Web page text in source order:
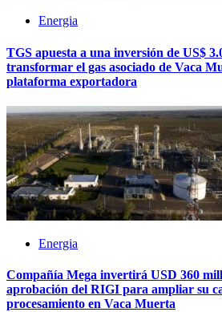
Energia
TGS apuesta a una inversión de US$
transformar el gas asociado de Vaca
plataforma exportadora
Energia
Compañía Mega invertirá USD 360
aprobación del RIGI para ampliar su
procesamiento en Vaca Muerta